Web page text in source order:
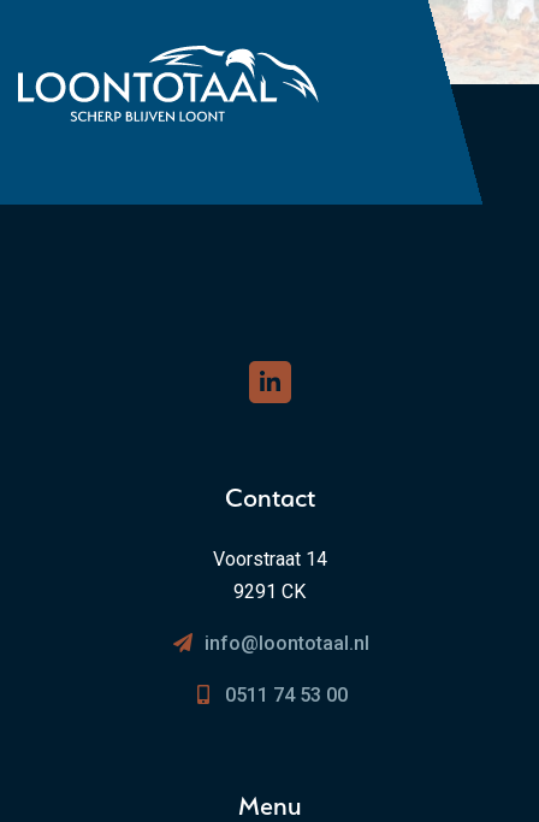
Contact
Voorstraat 14
9291 CK
info@loontotaal.nl
0511 74 53 00
Menu